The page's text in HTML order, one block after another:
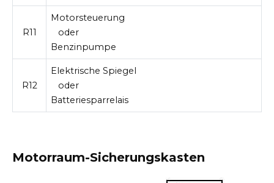
R11
Motorsteuerung
oder
Benzinpumpe
R12
Elektrische Spiegel
oder
Batteriesparrelais
Motorraum-Sicherungskasten